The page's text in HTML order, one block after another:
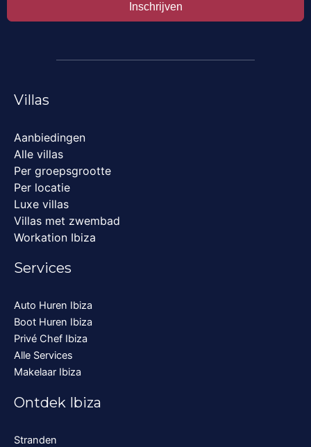
Inschrijven
Villas
Aanbiedingen
Alle villas
Per groepsgrootte
Per locatie
Luxe villas
Villas met zwembad
Workation Ibiza
Services
Auto Huren Ibiza
Boot Huren Ibiza
Privé Chef Ibiza
Alle Services
Makelaar Ibiza
Ontdek Ibiza
Stranden